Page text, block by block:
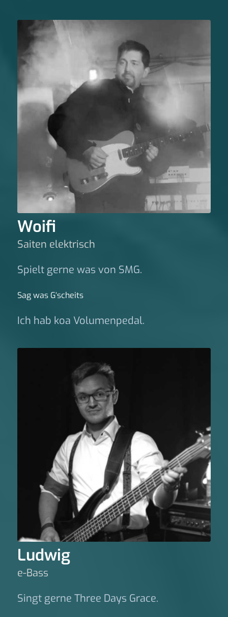
Woifi
Saiten elektrisch
Spielt gerne was von SMG.
Sag was G‘scheits
Ich hab koa Volumenpedal.
Ludwig
e-Bass
Singt gerne Three Days Grace.